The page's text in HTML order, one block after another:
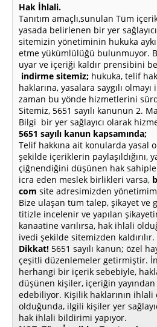
Hak İhlali.
Tanıtım amaçlı,sunulan Tüm
yasada belirlenen bir yer
sitemizin yönetiminin hukuka
etme yükümlülüğü bulunmuyor.
uyar ve içeriği kaldır prensibini
indirme sitemiz; hukuka, telif
haklarına, yasalara saygılı
zaman bu yönde hizmetlerini
Sitemiz, 5651 sayılı kanunun 2.
Bilgi bir yer sağlayıcı olarak
5651 sayılı kanun kapsamında;
Telif hakkına ait konularda yasal
şekilde içeriklerin paylaşıldığını,
çiğnendiğini düşünen hak
icra eden meslek birlikleri varsa,
com site adresimizden
Bize ulaşan tüm talep, şikayet ve
titizle incelenir ve yapılan
kanaatine varılırsa, hak ihlali
ivedi şekilde sitemizden kaldırılır.
Dikkat! 5651 sayılı kanun; özel
çeşitli düzenlemeler getirmiştir.
herhangi bir içerik sebebiyle,
düşünen kişiler, içeriğin yayından
edebiliyor. Kişilik haklarının
olduğunda, ilgili kişiler yer
hak ihlali bildirimi yapıyor.